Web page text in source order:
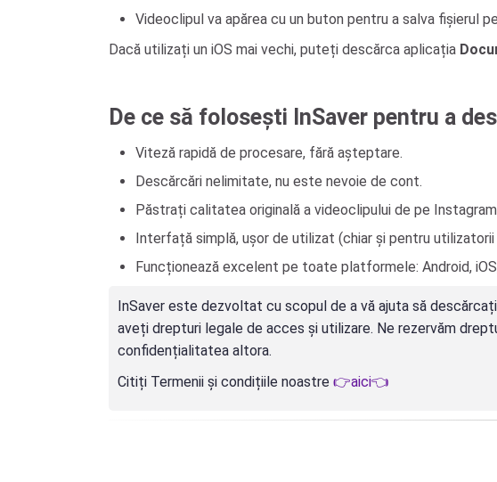
Videoclipul va apărea cu un buton pentru a salva fișierul
Dacă utilizați un iOS mai vechi, puteți descărca aplicația
De ce să folosești InSaver pentru a
Viteză rapidă de procesare, fără așteptare.
Descărcări nelimitate, nu este nevoie de cont.
Păstrați calitatea originală a videoclipului de pe
Interfață simplă, ușor de utilizat (chiar și pentru
Funcționează excelent pe toate platformele: Android,
InSaver este dezvoltat cu scopul de a vă ajuta să
aveți drepturi legale de acces și utilizare. Ne rezervăm
confidențialitatea altora.
Citiți Termenii și condițiile noastre 👉aici👈